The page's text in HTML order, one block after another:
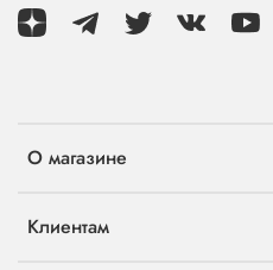
О магазине
Клиентам